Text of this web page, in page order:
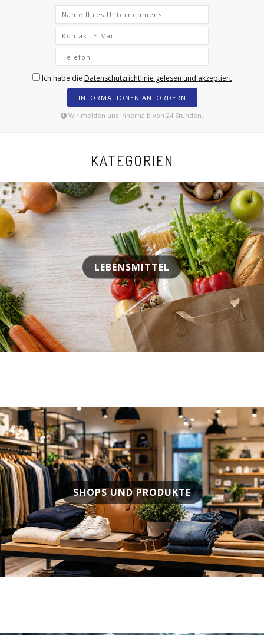
Ich habe die Datenschutzrichtlinie gelesen und akzeptiert
INFORMATIONEN ANFORDERN
Wir melden uns innerhalb von 24 Stunden.
KATEGORIEN
LEBENSMITTEL
SHOPS UND PRODUKTE